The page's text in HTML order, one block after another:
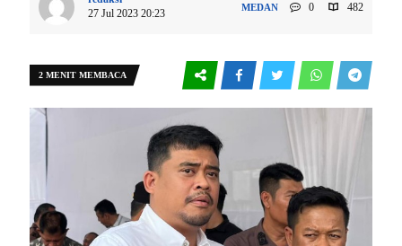
27 Jul 2023 20:23
MEDAN 0 482
2 MENIT MEMBACA